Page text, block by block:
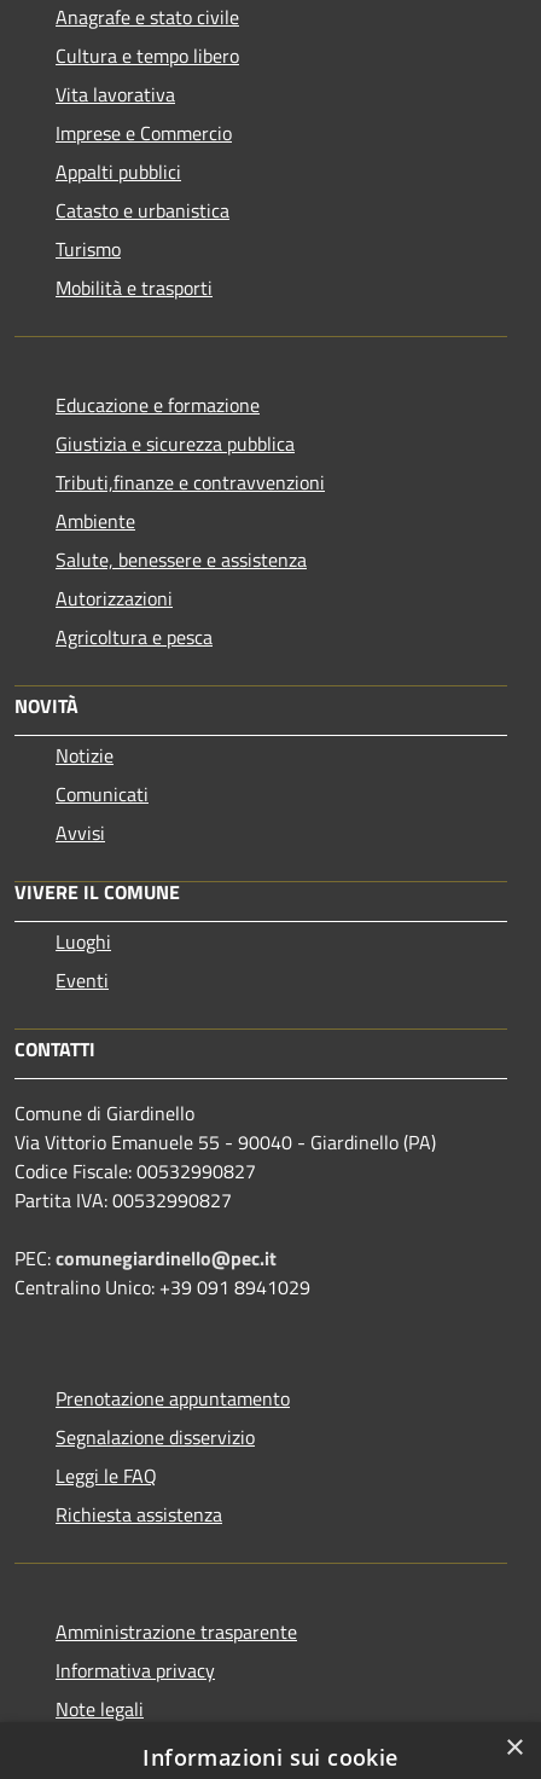
Anagrafe e stato civile
Cultura e tempo libero
Vita lavorativa
Imprese e Commercio
Appalti pubblici
Catasto e urbanistica
Turismo
Mobilità e trasporti
Educazione e formazione
Giustizia e sicurezza pubblica
Tributi,finanze e contravvenzioni
Ambiente
Salute, benessere e assistenza
Autorizzazioni
Agricoltura e pesca
NOVITÀ
Notizie
Comunicati
Avvisi
VIVERE IL COMUNE
Luoghi
Eventi
CONTATTI
Comune di Giardinello
Via Vittorio Emanuele 55 - 90040 - Giardinello (PA)
Codice Fiscale: 00532990827
Partita IVA: 00532990827
PEC:comunegiardinello@pec.it
Centralino Unico: +39 091 8941029
Prenotazione appuntamento
Segnalazione disservizio
Leggi le FAQ
Richiesta assistenza
Amministrazione trasparente
Informativa privacy
Note legali
Dichiarazione di accessibilità
×
Informazioni sui cookie